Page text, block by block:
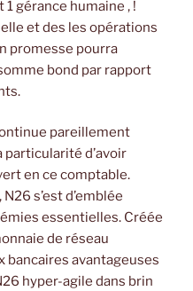
gérance humaine , !
et des les opérations
promesse pourra
bond par rapport
pareillement
particularité d’avoir
en ce comptable.
s’est d’emblée
essentielles. Créée
de réseau
bancaires avantageuses
hyper-agile dans brin